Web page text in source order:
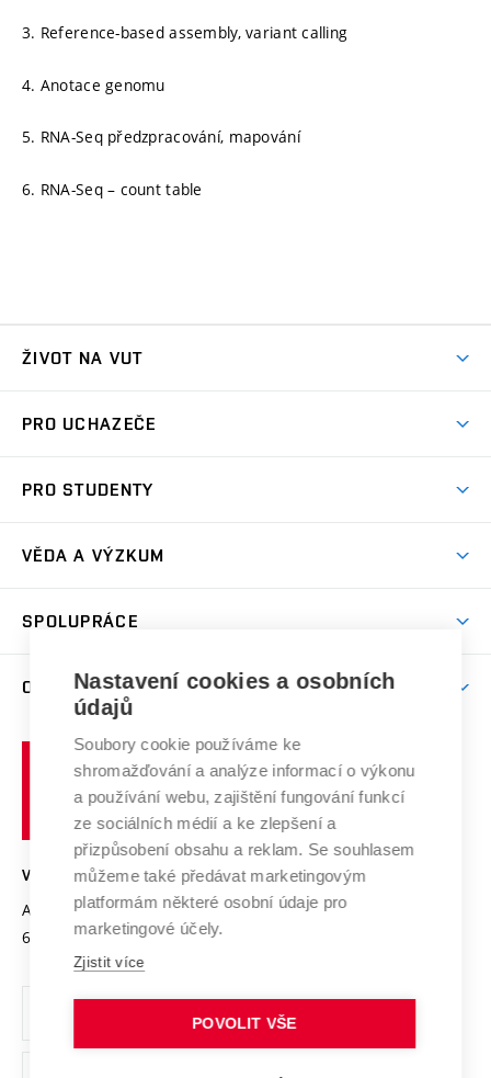
3. Reference-based assembly, variant calling
4. Anotace genomu
5. RNA-Seq předzpracování, mapování
6. RNA-Seq – count table
ŽIVOT NA VUT
Koleje
Sport na VUT
PRO UCHAZEČE
Dny otevřených dveří
Celoživotní vzdělávání
E-přihláška
PRO STUDENTY
Harmonogram akademického roku
Závěrečné práce
Doktorské studium
Zpracování osobních údajů studentů
Sociální bezpečí
Studium bez bariér
Podpora podnikání
VĚDA A VÝZKUM
Mezinárodní vědecká rada
Systém zajišťování kvality výzkumu
Výzkumné infrastruktury
Transfer znalostí
Open Science
Projekty
Projekty ze strukturálních fondů
Specifický výzkum
SPOLUPRÁCE
Zahraniční spolupráce
Spolupráce se školami
Služby univerzity
Mezinárodní dohody
Univerzitní sítě
O UNIVERZITĚ
Profil univerzity
Udržitelná univerzita
Podnikavá univerzita / ContriBUTe
Bezpečná univerzita
Vyznamenání
Organizační struktura
Ochrana osobních údajů
učení
technické
VYSOKÉ UČENÍ TECHNICKÉ V BRNĚ
Antonínská 548/1
602 00 Brno
www.vut.cz
vut@vutbr.cz
Nastavení cookies a osobních
údajů
Soubory cookie používáme ke
shromažďování a analýze informací o výkonu
a používání webu, zajištění fungování funkcí
ze sociálních médií a ke zlepšení a
přizpůsobení obsahu a reklam. Se souhlasem
můžeme také předávat marketingovým
platformám některé osobní údaje pro
marketingové účely.
Zjistit více
POVOLIT VŠE